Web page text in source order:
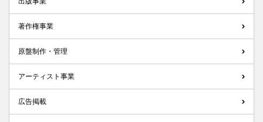
著作権事業
原盤制作・管理
アーティスト事業
広告掲載